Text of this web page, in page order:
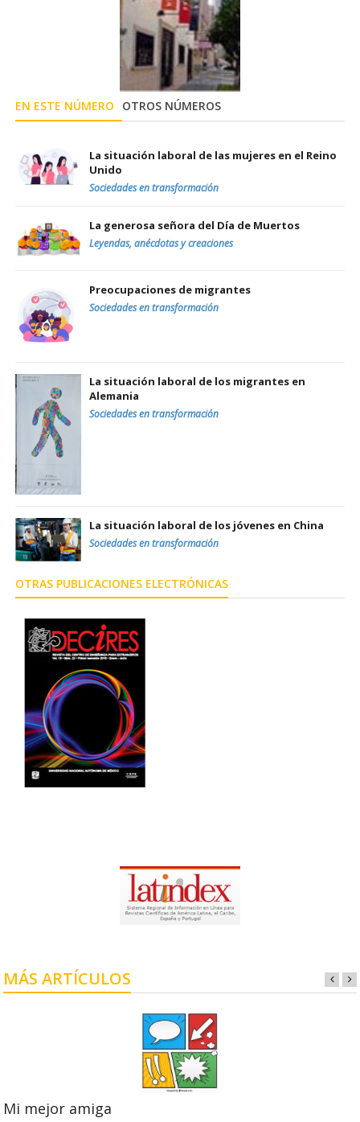
EN ESTE NÚMERO OTROS NÚMEROS
La situación laboral de las mujeres en el Reino
Unido
Sociedades en transformación
La generosa señora del Día de Muertos
Leyendas, anécdotas y creaciones
Preocupaciones de migrantes
Sociedades en transformación
La situación laboral de los migrantes en
Alemania
Sociedades en transformación
La situación laboral de los jóvenes en China
Sociedades en transformación
OTRAS PUBLICACIONES ELECTRÓNICAS
MÁS ARTÍCULOS
Mi mejor amiga